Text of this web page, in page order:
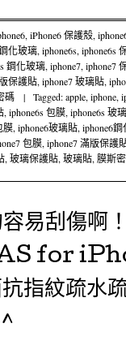
,iPhone6 保護殼,
化玻璃,iphone6s,iphone6s
鋼化玻璃,iphone7,iphone7
保護貼,iphone7 玻璃貼,
碼 | Tagged:apple,iphone,
,iphone6s 包膜,iphone6s 玻
膜,iphone6玻璃貼,iphone6
包膜,iphone7 滿版保護
,玻璃保護貼,玻璃貼,膜斯
易刮傷啊
for
指紋疏水